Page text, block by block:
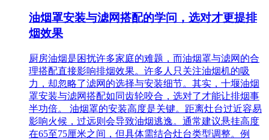
油烟罩安装与滤网搭配的学问，选对才更提排
烟效果
厨房油烟是困扰许多家庭的难题，而油烟罩与滤网的合
理搭配直接影响排烟效果。许多人只关注油烟机的吸
力，却忽略了滤网的选择与安装细节。其实，十堰油烟
罩安装与滤网搭配如同齿轮咬合，选对了才能让排烟事
半功倍。 油烟罩的安装高度是关键。距离灶台过近容易
影响火候，过远则会导致油烟逃逸。通常建议悬挂高度
在65至75厘米之间，但具体需结合灶台类型调整。例